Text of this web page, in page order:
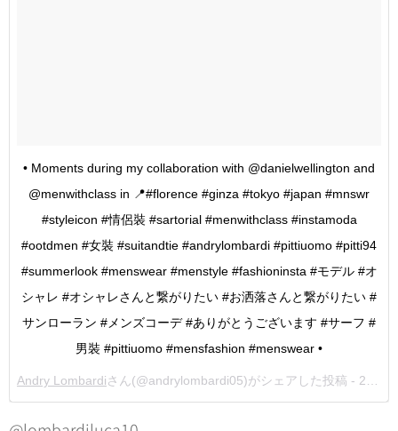
• Moments during my collaboration with @danielwellington and
@menwithclass in 📍#florence #ginza #tokyo #japan #mnswr
#styleicon #情侶裝 #sartorial #menwithclass #instamoda
#ootdmen #女裝 #suitandtie #andrylombardi #pittiuomo #pitti94
#summerlook #menswear #menstyle #fashioninsta #モデル #オ
シャレ #オシャレさんと繋がりたい #お洒落さんと繋がりたい #
サンローラン #メンズコーデ #ありがとうございます #サーフ #
男裝 #pittiuomo #mensfashion #menswear •
Andry Lombardiさん(@andrylombardi05)がシェアした投稿 - 2018年 7月月26日午前1時50分PDT